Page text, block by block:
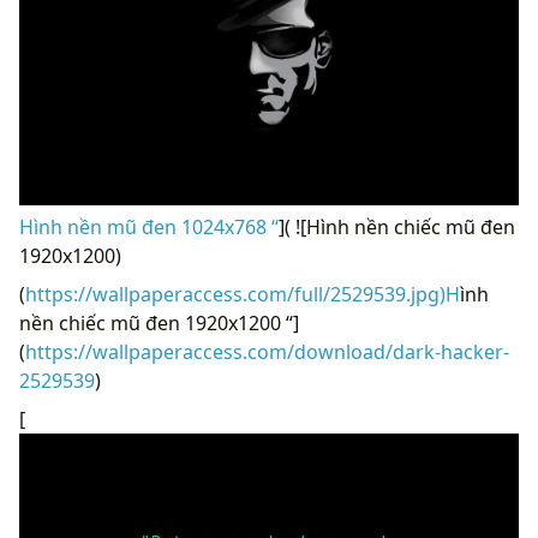
Hình nền mũ đen 1024x768 “]( ![Hình nền chiếc mũ đen
1920x1200)
(https://wallpaperaccess.com/full/2529539.jpg)Hình
nền chiếc mũ đen 1920x1200 “]
(https://wallpaperaccess.com/download/dark-hacker-
2529539)
[